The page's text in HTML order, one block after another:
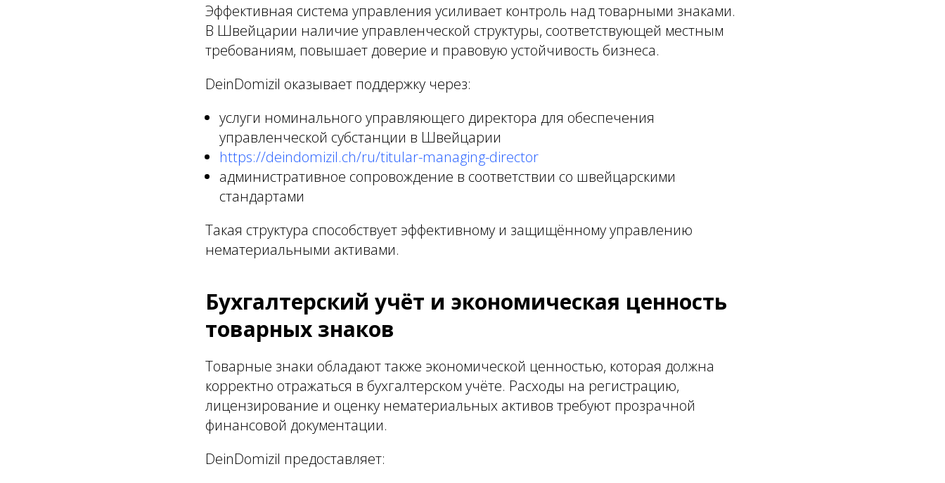
Эффективная система управления усиливает контроль над товарными знаками.
В Швейцарии наличие управленческой структуры, соответствующей местным
требованиям, повышает доверие и правовую устойчивость бизнеса.
DeinDomizil оказывает поддержку через:
услуги номинального управляющего директора для обеспечения
управленческой субстанции в Швейцарии
https://deindomizil.ch/ru/titular-managing-director
административное сопровождение в соответствии со швейцарскими
стандартами
Такая структура способствует эффективному и защищённому управлению
нематериальными активами.
Бухгалтерский учёт и экономическая ценность
товарных знаков
Товарные знаки обладают также экономической ценностью, которая должна
корректно отражаться в бухгалтерском учёте. Расходы на регистрацию,
лицензирование и оценку нематериальных активов требуют прозрачной
финансовой документации.
DeinDomizil предоставляет: